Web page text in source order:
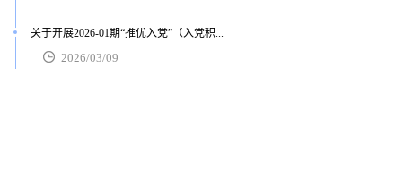
关于开展2026-01期“推优入党”（入党积...
2026/03/09